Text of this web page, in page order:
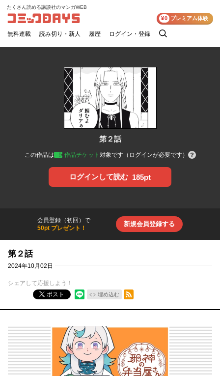
コミックDAYS
たくさん読める講談社のマンガWEB
無料連載 読み切り・新人 履歴 ログイン・登録
検
¥0 プレミアム体験
第２話
この作品は 作品チケット 対象です（ログインが必要です）
ログインして読む 185pt
会員登録（初回）で
50pt プレゼント！
新規会員登録する
第２話
2024年10月02日
シェアして応援しよう！
ポスト
埋め込む
RSSフィード